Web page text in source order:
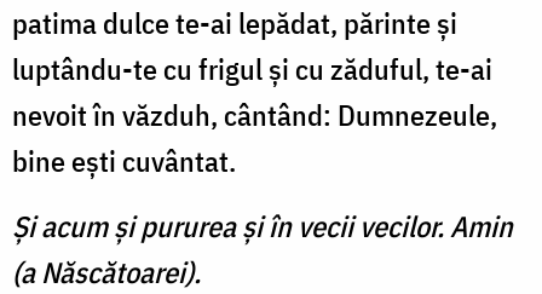
patima dulce te-ai lepădat, părinte şi
luptându-te cu frigul şi cu zăduful, te-ai
nevoit în văzduh, cântând: Dumnezeule,
bine eşti cuvântat.
Şi acum şi pururea şi în vecii vecilor. Amin
(a Născătoarei).